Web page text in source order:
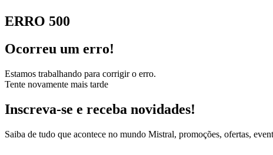
ERRO 500
Ocorreu um erro!
Estamos trabalhando para corrigir o erro.
Tente novamente mais tarde
Inscreva-se e receba novidades!
Saiba de tudo que acontece no mundo Mistral, promoções, ofertas,